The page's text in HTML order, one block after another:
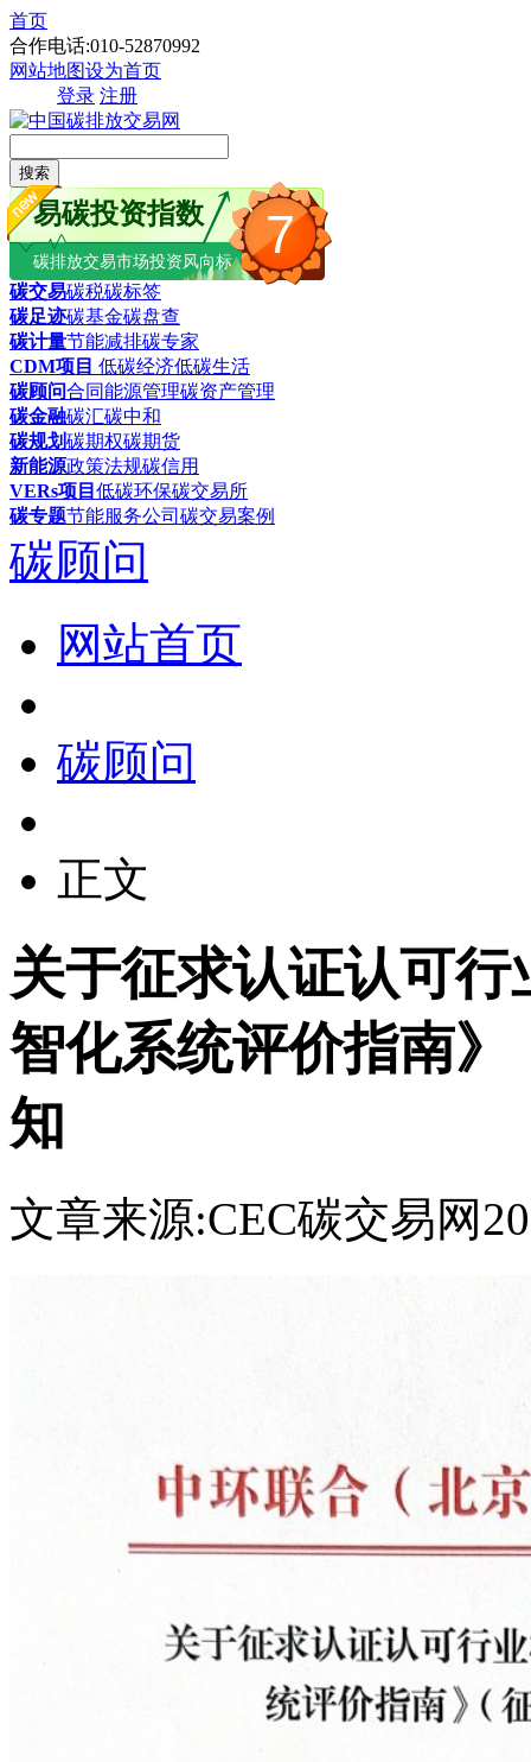
首页
合作电话:010-52870992
网站地图设为首页
登录 注册
搜索
7
易碳投资指数
碳排放交易市场投资风向标
碳交易碳税碳标签
碳足迹碳基金碳盘查
碳计量节能减排碳专家
CDM项目 低碳经济低碳生活
碳顾问合同能源管理碳资产管理
碳金融碳汇碳中和
碳规划碳期权碳期货
新能源政策法规碳信用
VERs项目 低碳环保碳交易所
碳专题节能服务公司 碳交易案例
碳顾问
网站首页
碳顾问
正文
关于征求认证认可
智化系统评价指南
知
文章来源:CEC碳交易网